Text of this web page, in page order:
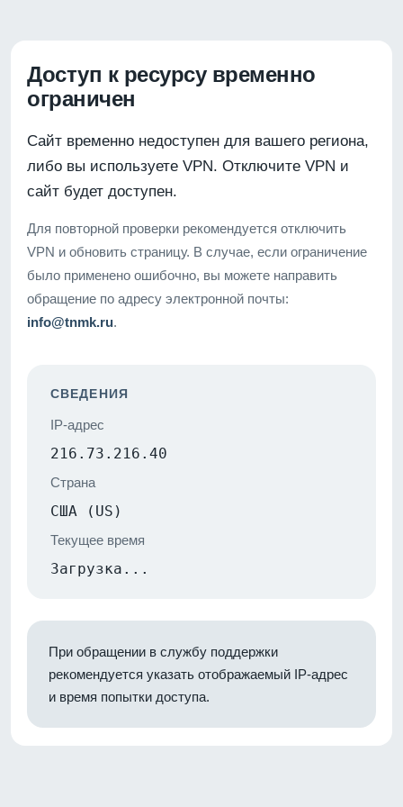
Доступ к ресурсу временно
ограничен
Сайт временно недоступен для вашего региона,
либо вы используете VPN. Отключите VPN и
сайт будет доступен.
Для повторной проверки рекомендуется отключить
VPN и обновить страницу. В случае, если ограничение
было применено ошибочно, вы можете направить
обращение по адресу электронной почты:
info@tnmk.ru.
СВЕДЕНИЯ
IP-адрес
216.73.216.40
Страна
США (US)
Текущее время
Загрузка...
При обращении в службу поддержки
рекомендуется указать отображаемый IP-адрес
и время попытки доступа.